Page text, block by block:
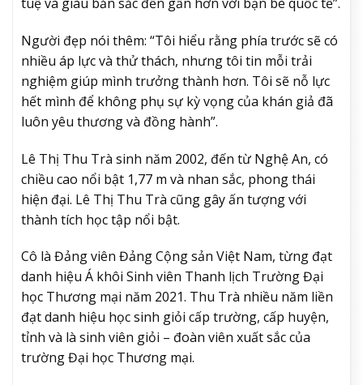
Người đẹp nói thêm: “Tôi hiểu rằng phía trước sẽ có
nhiều áp lực và thử thách, nhưng tôi tin mỗi trải
nghiệm giúp mình trưởng thành hơn. Tôi sẽ nỗ lực
hết mình để không phụ sự kỳ vọng của khán giả đã
luôn yêu thương và đồng hành”.
Lê Thị Thu Trà sinh năm 2002, đến từ Nghệ An, có
chiều cao nổi bật 1,77 m và nhan sắc, phong thái
hiện đại. Lê Thị Thu Trà cũng gây ấn tượng với
thành tích học tập nổi bật.
Cô là Đảng viên Đảng Cộng sản Việt Nam, từng đạt
danh hiệu Á khôi Sinh viên Thanh lịch Trường Đại
học Thương mại năm 2021. Thu Trà nhiều năm liền
đạt danh hiệu học sinh giỏi cấp trường, cấp huyện,
tỉnh và là sinh viên giỏi – đoàn viên xuất sắc của
trường Đại học Thương mại.